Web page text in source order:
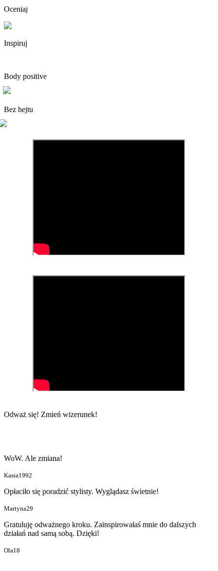
Oceniaj
Inspiruj
Body positive
Bez hejtu
Odważ się! Zmień wizerunek!
WoW. Ale zmiana!
Kasia1992
Opłaciło się poradzić stylisty. Wyglądasz świetnie!
Martyna29
Gratuluję odważnego kroku. Zainspirowałaś mnie do dalszych
działań nad samą sobą. Dzięki!
Ola18